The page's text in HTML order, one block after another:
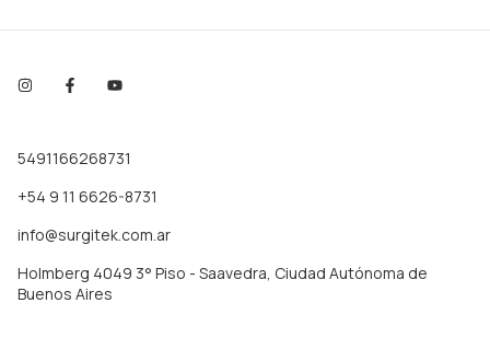
5491166268731
+54 9 11 6626-8731
info@surgitek.com.ar
Holmberg 4049 3° Piso - Saavedra, Ciudad Autónoma de
Buenos Aires